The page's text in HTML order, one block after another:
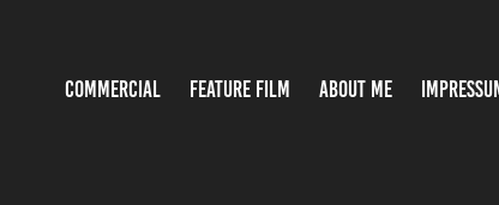
COMMERCIAL FEATURE FILM ABOUT ME